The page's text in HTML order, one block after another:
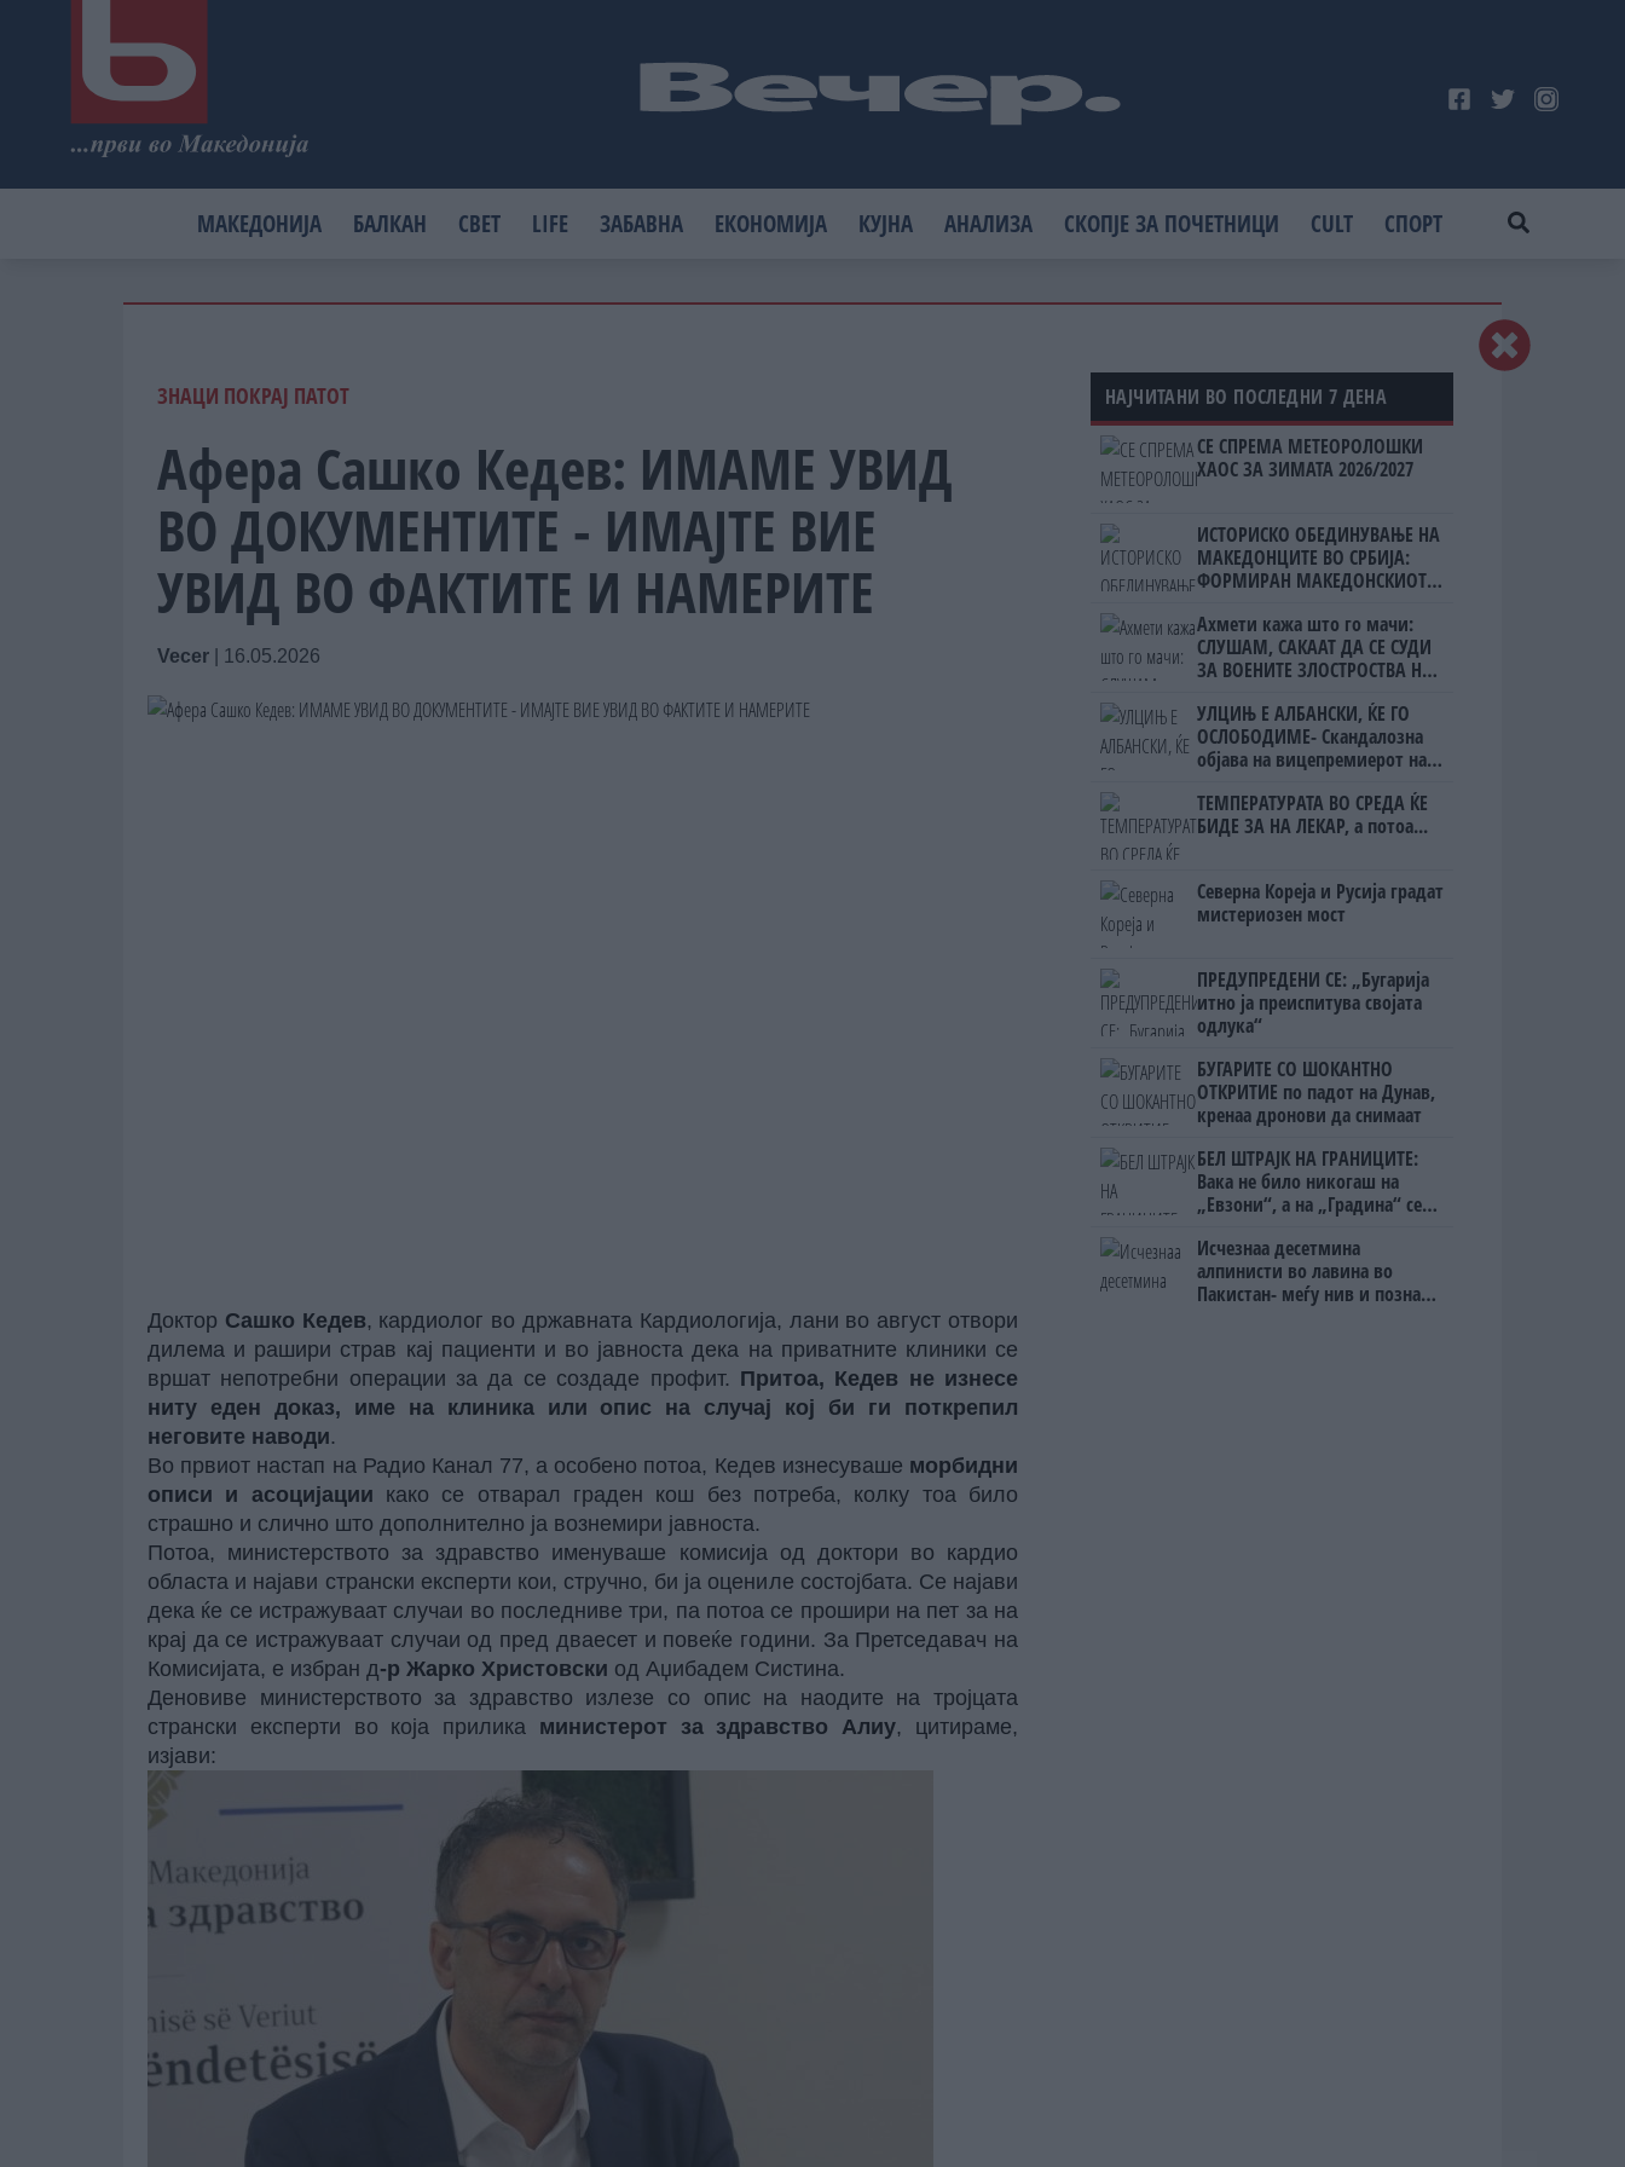
МАКЕДОНИЈА БАЛКАН СВЕТ LIFE ЗАБАВНА ЕКОНОМИЈА КУЈНА АНАЛИЗА СКОПЈЕ ЗА ПОЧЕТНИЦИ CULT СПОРТ
ЗНАЦИ ПОКРАЈ ПАТОТ
Афера Сашко Кедев: ИМАМЕ УВИД
ВО ДОКУМЕНТИТЕ - ИМАЈТЕ ВИЕ
УВИД ВО ФАКТИТЕ И НАМЕРИТЕ
Vecer 16.05.2026
Доктор Сашко Кедев, кардиолог во државната Кардиологија, лани во август отвори
дилема и рашири страв кај пациенти и во јавноста дека на приватните клиники се
вршат непотребни операции за да се создаде профит. Притоа, Кедев не изнесе
ниту еден доказ, име на клиника или опис на случај кој би ги поткрепил
неговите наводи.
Во првиот настап на Радио Канал 77, а особено потоа, Кедев изнесуваше морбидни
описи и асоцијации како се отварал граден кош без потреба, колку тоа било
страшно и слично што дополнително ја вознемири јавноста.
Потоа, министерството за здравство именуваше комисија од доктори во кардио
областа и најави странски експерти кои, стручно, би ја оцениле состојбата. Се најави
дека ќе се истражуваат случаи во последниве три, па потоа се прошири на пет за на
крај да се истражуваат случаи од пред дваесет и повеќе години. За Претседавач на
Комисијата, е избран д-р Жарко Христовски од Аџибадем Систина.
Деновиве министерството за здравство излезе со опис на наодите на тројцата
странски експерти во која прилика министерот за здравство Алиу, цитираме,
изјави:
НАЈЧИТАНИ ВО ПОСЛЕДНИ 7 ДЕНА
СЕ СПРЕМА МЕТЕОРОЛОШКИ
ХАОС ЗА ЗИМАТА 2026/2027
ИСТОРИСКО ОБЕДИНУВАЊЕ НА
МАКЕДОНЦИТЕ ВО СРБИЈА:
ФОРМИРАН МАКЕДОНСКИОТ
Ахмети кажа што го мачи:
СЛУШАМ, САКААТ ДА СЕ СУДИ
ЗА ВОЕНИТЕ ЗЛОСТРОСТВА НА
УЛЦИЊ Е АЛБАНСКИ, ЌЕ ГО
ОСЛОБОДИМЕ- Скандалозна
објава на вицепремиерот на
ТЕМПЕРАТУРАТА ВО СРЕДА ЌЕ
БИДЕ ЗА НА ЛЕКАР, а потоа...
Северна Кореја и Русија градат
мистериозен мост
ПРЕДУПРЕДЕНИ СЕ: „Бугарија
итно ја преиспитува својата
одлука“
БУГАРИТЕ СО ШОКАНТНО
ОТКРИТИЕ по падот на Дунав,
кренаа дронови да снимаат
БЕЛ ШТРАЈК НА ГРАНИЦИТЕ:
Вака не било никогаш на
„Евзони“, а на „Градина“ се
Исчезнаа десетмина
алпинисти во лавина во
Пакистан- меѓу нив и познат